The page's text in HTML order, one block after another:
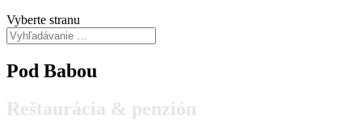
Vyberte stranu
Pod Babou
Reštaurácia & penzión